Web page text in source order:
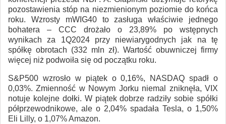
pozostawienia stóp na niezmienionym poziomie do końca
roku. Wzrosty mWIG40 to zasługa właściwie jednego
bohatera – CCC drożało o 23,89% po wstępnych
wynikach za 1Q2024 przy niewiarygodnych jak na tę
spółkę obrotach (332 mln zł). Wartość obuwniczej firmy
więcej niż podwoiła się od początku roku.
S&P500 wzrosło w piątek o 0,16%, NASDAQ spadł o
0,03%. Zmienność w Nowym Jorku niemal zniknęła, VIX
notuje kolejne dołki. W piątek dobrze radziły sobie spółki
półprzewodnikowe, ale o 2,04% spadała Tesla, o 1,50%
Eli Lilly, o 1,07% Amazon.